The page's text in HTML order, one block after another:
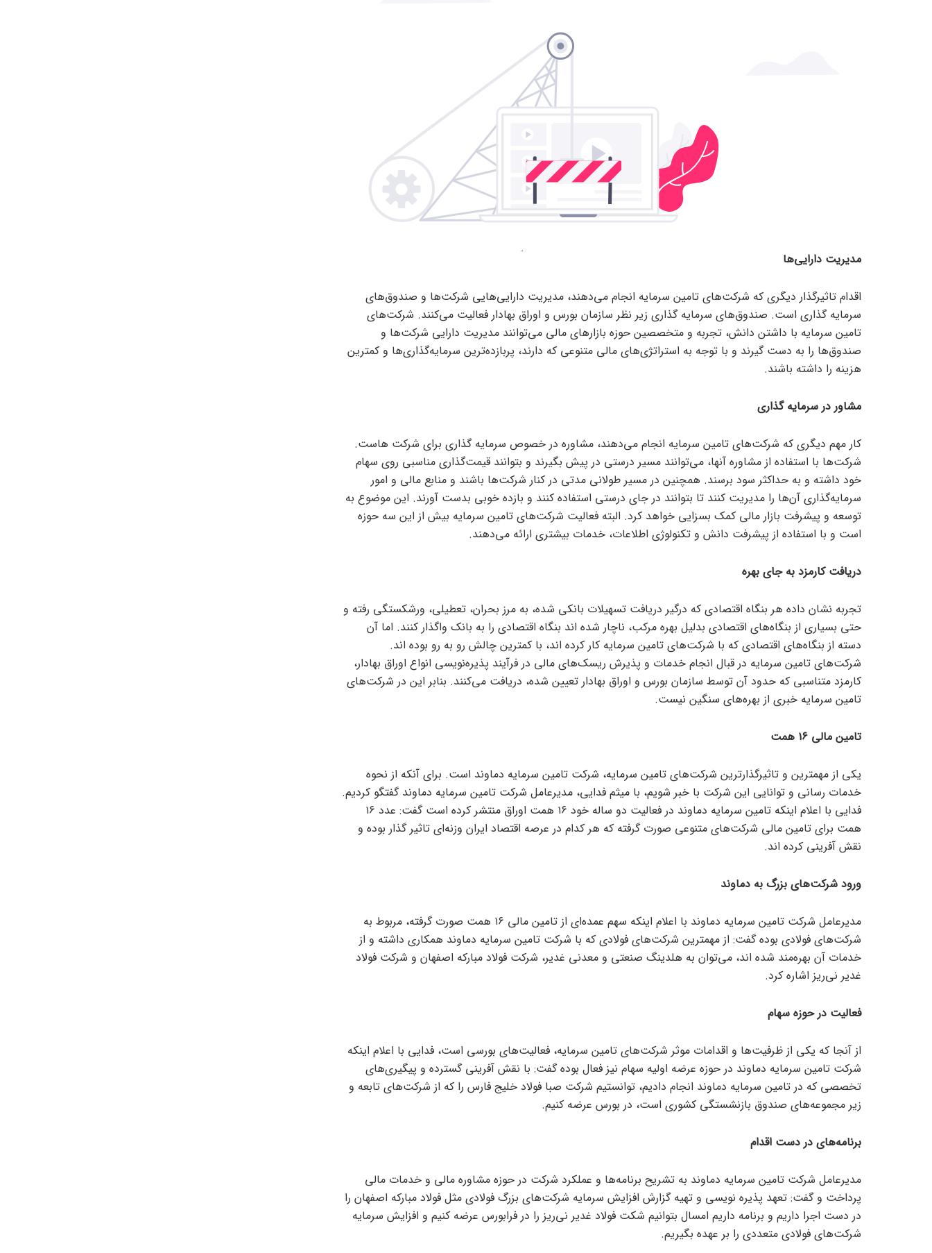
مدیریت دارایی‌ها
اقدام تاثیرگذار دیگری که شرکت‌های تامین سرمایه انجام می‌دهند، مدیریت دارایی‌هایی شرکت‌ها و صندوق‌های
سرمایه گذاری است. صندوق‌های سرمایه گذاری زیر نظر سازمان بورس و اوراق بهادار فعالیت می‌کنند. شرکت‌های
تامین سرمایه با داشتن دانش، تجربه و متخصصین حوزه بازار‌های مالی می‌توانند مدیریت دارایی شرکت‌ها و
صندوق‌ها را به دست گیرند و با توجه به استراتژی‌های مالی متنوعی که دارند، پربازده‌ترین سرمایه‌گذاری‌ها و کمترین
هزینه را داشته باشند.
مشاور در سرمایه گذاری
کار مهم دیگری که شرکت‌های تامین سرمایه انجام می‌دهند، مشاوره در خصوص سرمایه گذاری برای شرکت هاست.
شرکت‌ها با استفاده از مشاوره آنها، می‌توانند مسیر درستی در پیش بگیرند و بتوانند قیمت‌گذاری مناسبی روی سهام
خود داشته و به حداکثر سود برسند. همچنین در مسیر طولانی مدتی در کنار شرکت‌ها باشند و منابع مالی و امور
سرمایه‌گذاری آن‌ها را مدیریت کنند تا بتوانند در جای درستی استفاده کنند و بازده خوبی بدست آورند. این موضوع به
توسعه و پیشرفت بازار مالی کمک بسزایی خواهد کرد. البته فعالیت شرکت‌های تامین سرمایه بیش از این سه حوزه
است و با استفاده از پیشرفت دانش و تکنولوژی اطلاعات، خدمات بیشتری ارائه می‌دهند.
دریافت کارمزد به جای بهره
تجربه نشان داده هر بنگاه اقتصادی که درگیر دریافت تسهیلات بانکی شده، به مرز بحران، تعطیلی، ورشکستگی رفته و
حتی بسیاری از بنگاه‌های اقتصادی بدلیل بهره مرکب، ناچار شده اند بنگاه اقتصادی را به بانک واگذار کنند. اما آن
دسته از بنگاه‌های اقتصادی که با شرکت‌های تامین سرمایه کار کرده اند، با کمترین چالش رو به رو بوده اند.
شرکت‌های تامین سرمایه در قبال انجام خدمات و پذیرش ریسک‌های مالی در فرآیند پذیره‌نویسی انواع اوراق بهادار،
کارمزد متناسبی که حدود آن توسط سازمان بورس و اوراق بهادار تعیین شده، دریافت می‌کنند. بنابر این در شرکت‌های
تامین سرمایه خبری از بهره‌های سنگین نیست.
تامین مالی ۱۶ همت
یکی از مهمترین و تاثیرگذارترین شرکت‌های تامین سرمایه، شرکت تامین سرمایه دماوند است. برای آنکه از نحوه
خدمات رسانی و توانایی این شرکت با خبر شویم، با میثم فدایی، مدیرعامل شرکت تامین سرمایه دماوند گفتگو کردیم.
فدایی با اعلام اینکه تامین سرمایه دماوند در فعالیت دو ساله خود ۱۶ همت اوراق منتشر کرده است گفت: عدد ۱۶
همت برای تامین مالی شرکت‌های متنوعی صورت گرفته که هر کدام در عرصه اقتصاد ایران وزنه‌ای تاثیر گذار بوده و
نقش آفرینی کرده اند.
ورود شرکت‌های بزرگ به دماوند
مدیرعامل شرکت تامین سرمایه دماوند با اعلام اینکه سهم عمده‌ای از تامین مالی ۱۶ همت صورت گرفته، مربوط به
شرکت‌های فولادی بوده گفت: از مهمترین شرکت‌های فولادی که با شرکت تامین سرمایه دماوند همکاری داشته و از
خدمات آن بهره‌مند شده اند، می‌توان به هلدینگ صنعتی و معدنی غدیر، شرکت فولاد مبارکه اصفهان و شرکت فولاد
غدیر نی‌ریز اشاره کرد.
فعالیت در حوزه سهام
از آنجا که یکی از ظرفیت‌ها و اقدامات موثر شرکت‌های تامین سرمایه، فعالیت‌های بورسی است، فدایی با اعلام اینکه
شرکت تامین سرمایه دماوند در حوزه عرضه اولیه سهام نیز فعال بوده گفت: با نقش آفرینی گسترده و پیگیری‌های
تخصصی که در تامین سرمایه دماوند انجام دادیم، توانستیم شرکت صبا فولاد خلیج فارس را که از شرکت‌های تابعه و
زیر مجموعه‌های صندوق بازنشستگی کشوری است، در بورس عرضه کنیم.
برنامه‌های در دست اقدام
مدیرعامل شرکت تامین سرمایه دماوند به تشریح برنامه‌ها و عملکرد شرکت در حوزه مشاوره مالی و خدمات مالی
پرداخت و گفت: تعهد پذیره نویسی و تهیه گزارش افزایش سرمایه شرکت‌های بزرگ فولادی مثل فولاد مبارکه اصفهان را
در دست اجرا داریم و برنامه داریم امسال بتوانیم شکت فولاد غدیر نی‌ریز را در فرابورس عرضه کنیم و افزایش سرمایه
شرکت‌های فولادی متعددی را بر عهده بگیریم.